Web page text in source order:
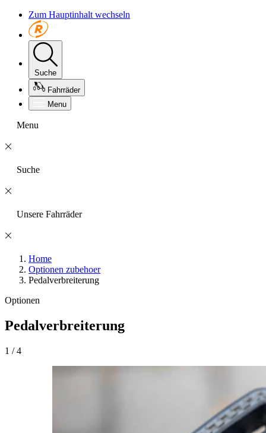
Zum Hauptinhalt wechseln
Suche
Fahrräder
Menu
Menu
Suche
Unsere Fahrräder
Home
Optionen zubehoer
Pedalverbreiterung
Optionen
Pedalverbreiterung
1 /4